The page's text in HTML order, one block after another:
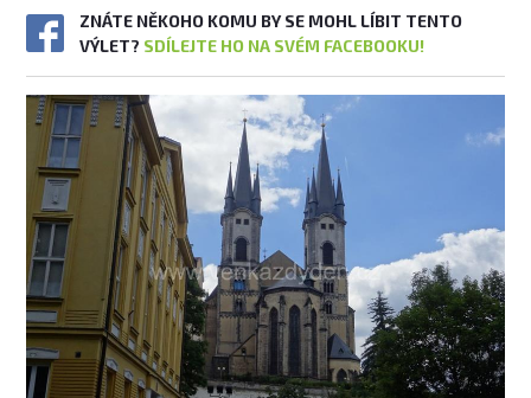
ZNÁTE NĚKOHO KOMU BY SE MOHL LÍBIT TENTO
VÝLET? SDÍLEJTE HO NA SVÉM FACEBOOKU!